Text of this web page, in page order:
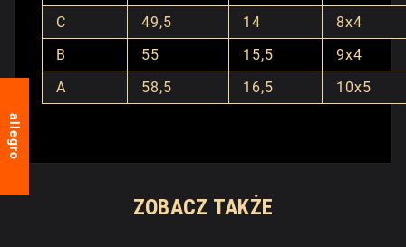
C
49,5 14
8x4
B
55 15,5
9x4
A
58,5 16,5 10x5
ZOBACZ TAKŻE
allegro